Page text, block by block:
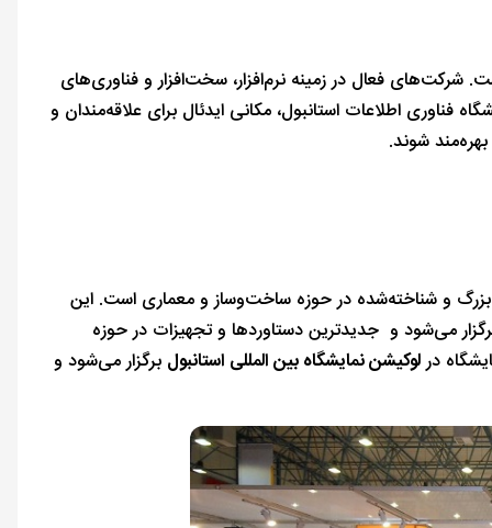
شرکت‌های فعال در زمینه نرم‌افزار، سخت‌افزار و فناوری‌های
اطلاعات استانبول، مکانی ایدئال برای علاقه‌مندان و
شوند.
بزرگ و شناخته‌شده در حوزه ساخت‌وساز و معماری است. این
می‌شود و جدیدترین دستاوردها و تجهیزات در حوزه
درلوکیشن نمایشگاه بین المللی استانبول برگزار می‌شود و